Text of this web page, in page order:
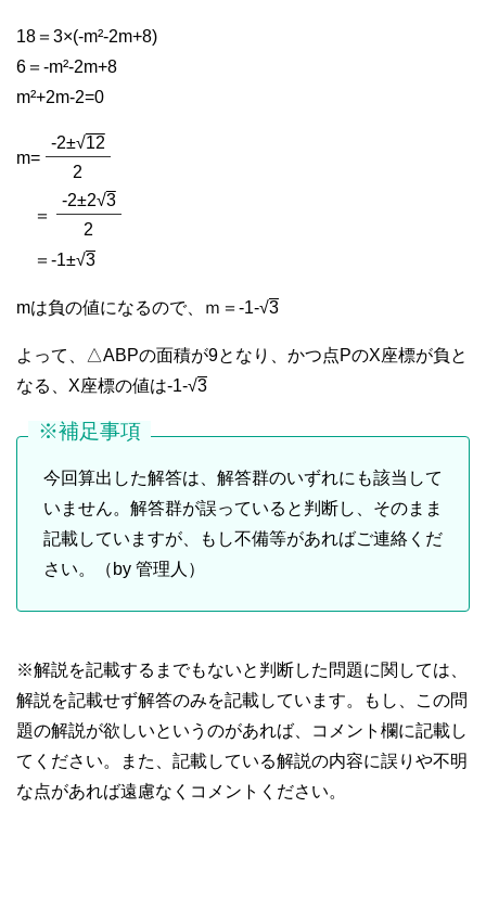
18＝3×(-m²-2m+8)
6＝-m²-2m+8
m²+2m-2=0
m=
-2±√12
2
＝
-2±2√3
2
＝-1±√3
mは負の値になるので、ｍ＝-1-√3
よって、△ABPの面積が9となり、かつ点PのX座標が負と
なる、X座標の値は-1-√3
※補足事項
今回算出した解答は、解答群のいずれにも該当して
いません。解答群が誤っていると判断し、そのまま
記載していますが、もし不備等があればご連絡くだ
さい。（by 管理人）
※解説を記載するまでもないと判断した問題に関しては、
解説を記載せず解答のみを記載しています。もし、この問
題の解説が欲しいというのがあれば、コメント欄に記載し
てください。また、記載している解説の内容に誤りや不明
な点があれば遠慮なくコメントください。